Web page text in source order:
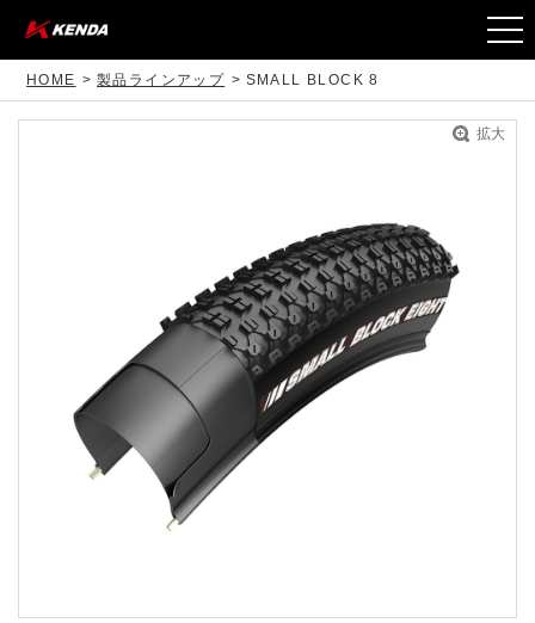
HOME 製品ラインアップ SMALL BLOCK 8
拡大